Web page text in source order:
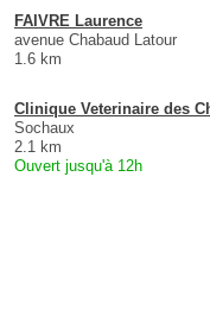
FAIVRE Laurence
avenue Chabaud Latour
1.6 km
Clinique Veterinaire des
Sochaux
2.1 km
Ouvert jusqu'à 12h